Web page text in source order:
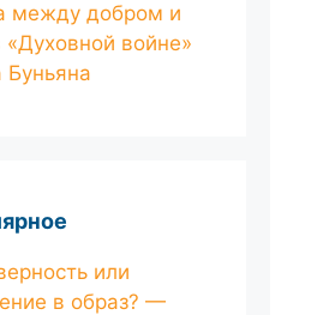
между добром и
«Духовной войне»
или
в образ? —